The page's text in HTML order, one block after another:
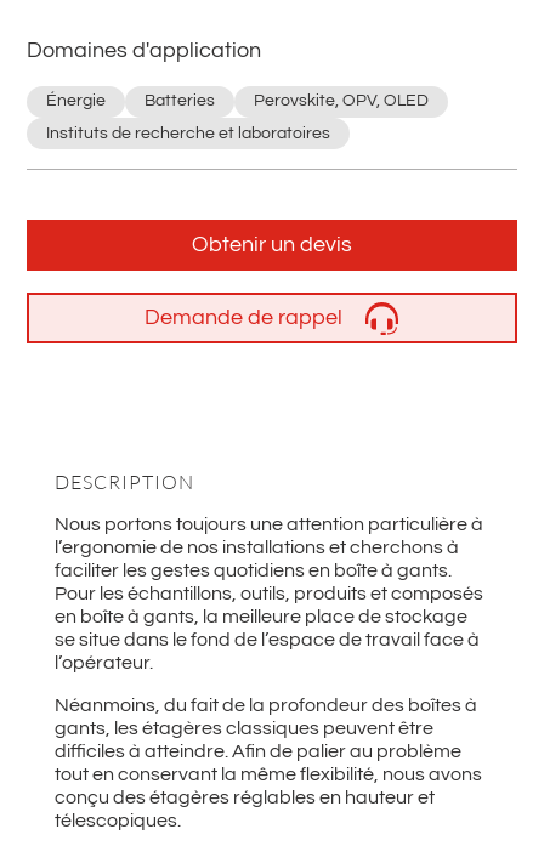
Domaines d'application
Énergie Batteries
Perovskite, OPV, OLED
Instituts de recherche et laboratoires
Obtenir un devis
Demande de rappel
DESCRIPTION
Nous portons toujours une attention particulière à
l’ergonomie de nos installations et cherchons à
faciliter les gestes quotidiens en boîte à gants.
Pour les échantillons, outils, produits et composés
en boîte à gants, la meilleure place de stockage
se situe dans le fond de l’espace de travail face à
l’opérateur.
Néanmoins, du fait de la profondeur des boîtes à
gants, les étagères classiques peuvent être
difficiles à atteindre. Afin de palier au problème
tout en conservant la même flexibilité, nous avons
conçu des étagères réglables en hauteur et
télescopiques.